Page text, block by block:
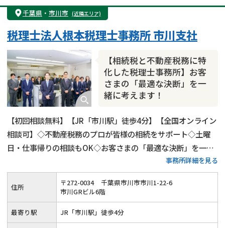
遺産分割
遺留分侵害額請求
相続税申告
相続手続き
銀行手続き
成年後見・任意後見
贈与税
生前対策
相続人調査
相続財産調査
相続トラブル
千葉県 ・ 市川市 (近隣エリア)
【相続税と不動産税務に特
化した税理士事務所】お客
さまの「最適な決断」を一
緒に考えます！
税理士法人根本税理士事務所 市川支社
【初回相談無料】【JR「市川駅」徒歩4分】【全国オンライン
相談可】◇不動産税務のプロが皆様の相続をサポート◇土曜
日・仕事帰りの相談もOK◇お客さまの「最適な決断」を一緒
事務所詳細を見る
住所 〒272-0034
千葉県市川市市川1-22-6
市川GRビル6階
最寄り駅 JR「市川駅」徒歩4分